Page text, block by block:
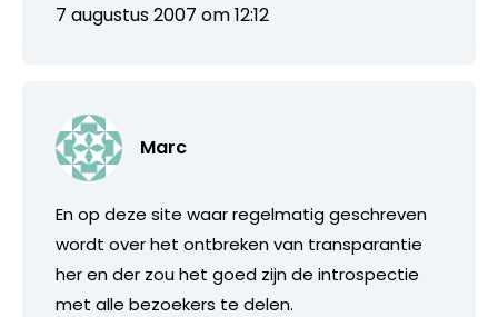
7 augustus 2007 om 12:12
Marc
En op deze site waar regelmatig geschreven
wordt over het ontbreken van transparantie
her en der zou het goed zijn de introspectie
met alle bezoekers te delen.